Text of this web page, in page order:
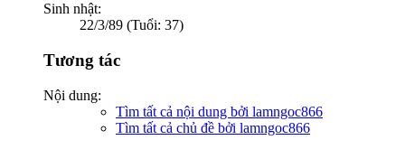
Sinh nhật:
22/3/89 (Tuổi: 37)
Tương tác
Nội dung:
Tìm tất cả nội dung bởi lamngoc866
Tìm tất cả chủ đề bởi lamngoc866